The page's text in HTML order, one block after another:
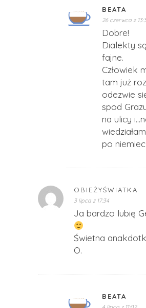
BEATA
26 czerwca z
Dobre!
Dialekty
fajne.
Człowiek
tam już
odezwie
spod
na ulicy
po
OBIEŻYŚWIATKA
3 lipca z 17:34
Ja bardzo lubię
Świetna
O.
BEATA